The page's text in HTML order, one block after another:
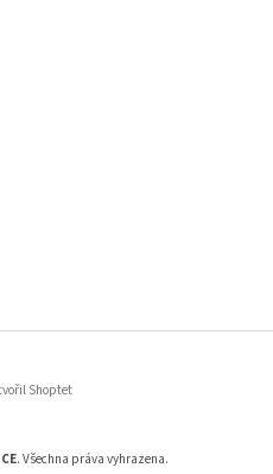
Shoptet
. Všechna práva vyhrazena.